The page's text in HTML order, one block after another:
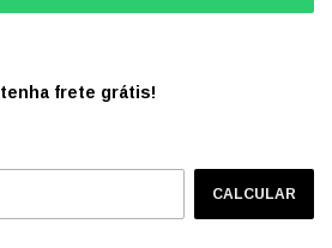
tenha frete grátis!
CALCULAR